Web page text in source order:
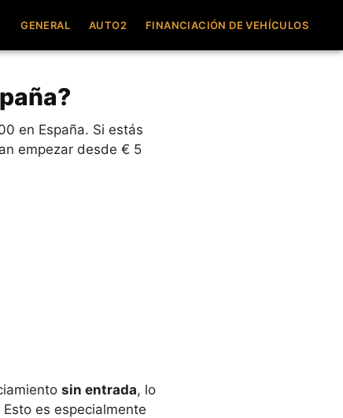
GENERAL AUTO2 FINANCIACIÓN DE VEHÍCULOS
en España. Si estás
empezar desde € 5
sin entrada, lo
es especialmente